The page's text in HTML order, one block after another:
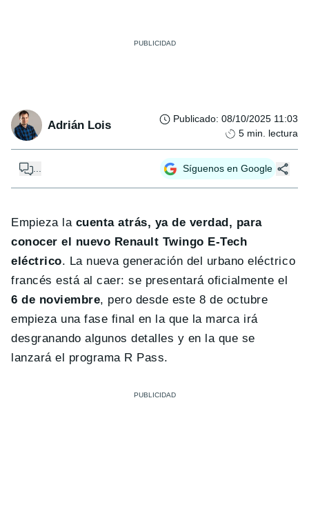
Adrián Lois Publicado: 08/10/2025 11:03
5 min. lectura
... Síguenos en Google
Empieza la cuenta atrás, ya de verdad, para
conocer el nuevo Renault Twingo E-Tech
eléctrico. La nueva generación del urbano eléctrico
francés está al caer: se presentará oficialmente el
6 de noviembre, pero desde este 8 de octubre
empieza una fase final en la que la marca irá
desgranando algunos detalles y en la que se
lanzará el programa R Pass.